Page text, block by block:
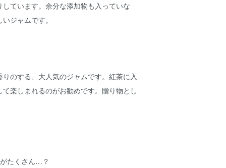
ています。余分な添加物も入っていな
ジャムです。
のする、大人気のジャムです。紅茶に入
楽しまれるのがお勧めです。贈り物とし
たくさん…？